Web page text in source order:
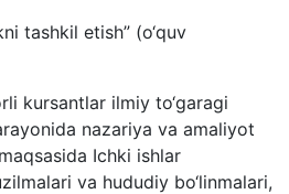
tashkil etish” (o‘quv
kursantlar ilmiy to‘garagi
nazariya va amaliyot
Ichki ishlar
va hududiy bo‘linmalari,